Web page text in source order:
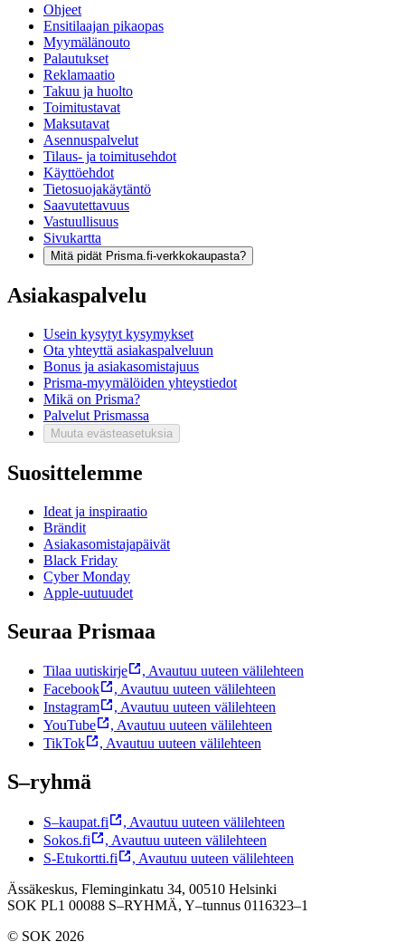
Ohjeet
Ensitilaajan pikaopas
Myymälänouto
Palautukset
Reklamaatio
Takuu ja huolto
Toimitustavat
Maksutavat
Asennuspalvelut
Tilaus- ja toimitusehdot
Käyttöehdot
Tietosuojakäytäntö
Saavutettavuus
Vastuullisuus
Sivukartta
Mitä pidät Prisma.fi-verkkokaupasta?
Asiakaspalvelu
Usein kysytyt kysymykset
Ota yhteyttä asiakaspalveluun
Bonus ja asiakasomistajuus
Prisma-myymälöiden yhteystiedot
Mikä on Prisma?
Palvelut Prismassa
Muuta evästeasetuksia
Suosittelemme
Ideat ja inspiraatio
Brändit
Asiakasomistajapäivät
Black Friday
Cyber Monday
Apple-uutuudet
Seuraa Prismaa
Tilaa uutiskirje , Avautuu uuteen välilehteen
Facebook
, Avautuu uuteen välilehteen
Instagram
, Avautuu uuteen välilehteen
YouTube
, Avautuu uuteen välilehteen
TikTok
, Avautuu uuteen välilehteen
S–ryhmä
S–kaupat.fi , Avautuu uuteen välilehteen
Sokos.fi
, Avautuu uuteen välilehteen
S-Etukortti.fi
, Avautuu uuteen välilehteen
Ässäkeskus, Fleminginkatu 34, 00510 Helsinki
SOK PL1 00088 S–RYHMÄ, Y–tunnus 0116323–1
© SOK 2026